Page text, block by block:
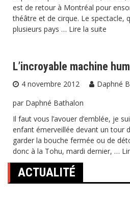
est de retour à Montréal pour
théâtre et de cirque. Le spectacle,
plusieurs pays … Lire la suite
L’incroyable machine
4 novembre 2012 Daphné
par Daphné Bathalon
Il faut vous l’avouer d’emblée, je
enfant émerveillée devant un tour
garder la bouche fermée ou de
donc à la Tohu, mardi dernier, …
ACTUALITÉ